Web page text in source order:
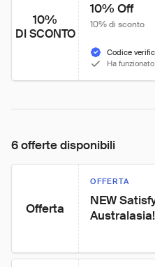
10%
DI SCONTO
10% Off
10% di sconto
Codice
Ha
6 offerte disponibili
Offerta
OFFERTA
NEW